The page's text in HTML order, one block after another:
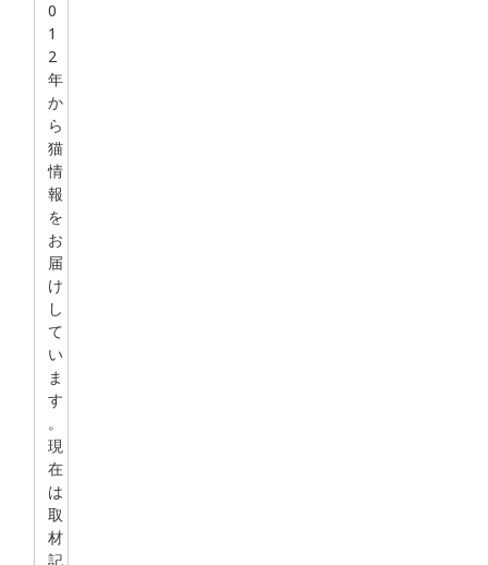
0
1
2
年
か
ら
猫
情
報
を
お
届
け
し
て
い
ま
す
。
現
在
は
取
材
記